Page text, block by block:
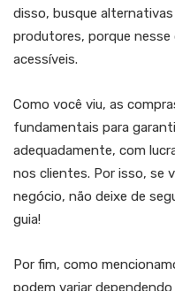
disso, busque
produtores, porque
acessíveis.
Como você viu, as
fundamentais para
adequadamente, com
nos clientes. Por isso, se
negócio, não deixe de
guia!
Por fim, como
podem variar